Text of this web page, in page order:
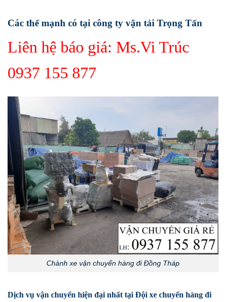
Các thế mạnh có tại công ty vận tải Trọng Tấn
Liên hệ báo giá: Ms.Vi Trúc
0937 155 877
Chành xe vận chuyển hàng đi Đồng Tháp
Dịch vụ vận chuyển hiện đại nhất tại Đội xe chuyển hàng đi